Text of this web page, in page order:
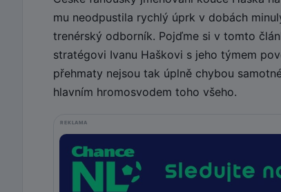
mu neodpustila rychlý úprk v dobách
trenérský odborník. Pojďme si v tomto
stratégovi Ivanu Haškovi s jeho týmem
přehmaty nejsou tak úplně chybou
hlavním hromosvodem toho všeho.
REKLAMA